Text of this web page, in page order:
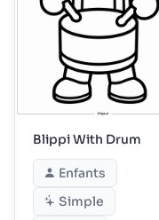
Blippi With Drum
Enfants
Simple